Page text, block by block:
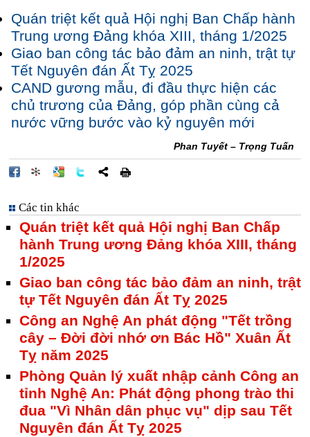
Quán triệt kết quả Hội nghị Ban Chấp hành
Trung ương Đảng khóa XIII, tháng 1/2025
Giao ban công tác bảo đảm an ninh, trật tự
Tết Nguyên đán Ất Tỵ 2025
CAND gương mẫu, đi đầu thực hiện các
chủ trương của Đảng, góp phần cùng cả
nước vững bước vào kỷ nguyên mới
Phan Tuyết – Trọng Tuấn
Các tin khác
Quán triệt kết quả Hội nghị Ban Chấp
hành Trung ương Đảng khóa XIII, tháng
1/2025
Giao ban công tác bảo đảm an ninh, trật
tự Tết Nguyên đán Ất Tỵ 2025
Công an Nghệ An phát động "Tết trồng
cây – Đời đời nhớ ơn Bác Hồ" Xuân Ất
Tỵ năm 2025
Phòng Quản lý xuất nhập cảnh Công an
tỉnh Nghệ An: Phát động phong trào thi
đua "Vì Nhân dân phục vụ" dịp sau Tết
Nguyên đán Ất Tỵ 2025